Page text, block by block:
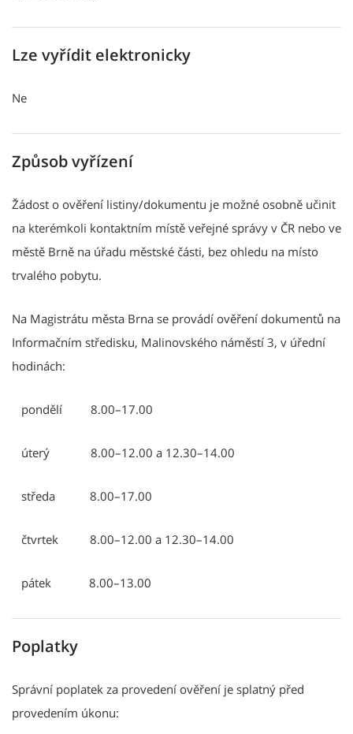
Lze vyřídit elektronicky
Ne
Způsob vyřízení
Žádost o ověření listiny/dokumentu je možné osobně učinit
na kterémkoli kontaktním místě veřejné správy v ČR nebo ve
městě Brně na úřadu městské části, bez ohledu na místo
trvalého pobytu.
Na Magistrátu města Brna se provádí ověření dokumentů na
Informačním středisku, Malinovského náměstí 3, v úřední
hodinách:
pondělí 8.00–17.00
úterý 8.00–12.00 a 12.30–14.00
středa 8.00–17.00
čtvrtek 8.00–12.00 a 12.30–14.00
pátek 8.00–13.00
Poplatky
Správní poplatek za provedení ověření je splatný před
provedením úkonu: